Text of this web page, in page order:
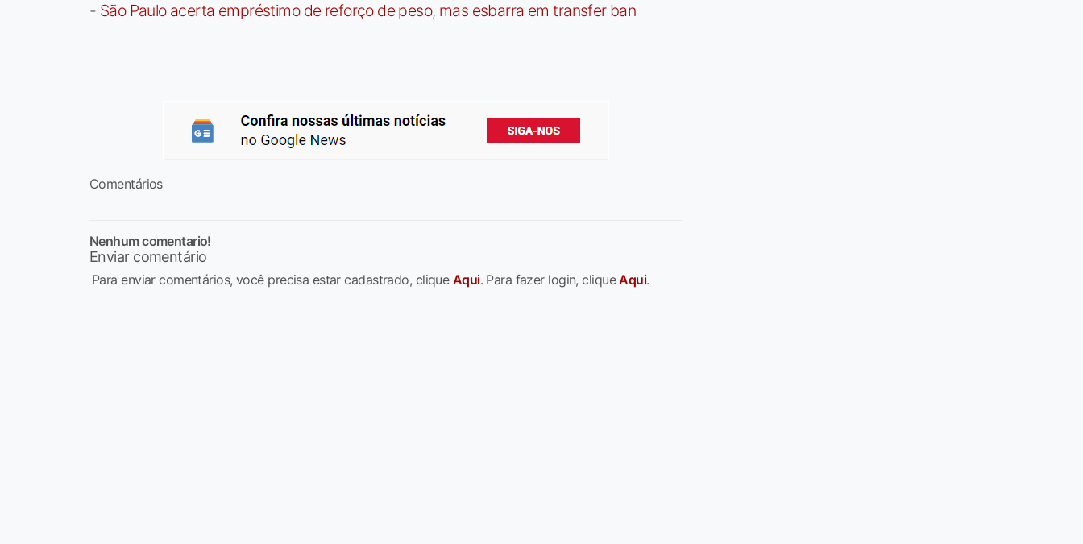
- São Paulo acerta empréstimo de reforço de peso, mas esbarra em transfer ban
Comentários
Nenhum comentario!
Enviar comentário
Para enviar comentários, você precisa estar cadastrado, clique Aqui. Para fazer login, cliqueAqui.